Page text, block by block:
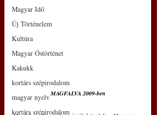
Magyar Idő
Új Történelem
Kultúra
Magyar Őstörténet
Kakukk
kortárs szépirodalom
magyar nyelv
kortárs szépirodalom
MAGFALVA 2009-ben